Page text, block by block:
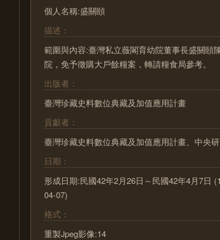
個人名稱:盛關頤
描述：
範圍與內容:臺灣私立薇閣育幼院董事長盛關頤
院，免予徵購大戶餘糧案，轉請糧食局參考。
出版者：
臺灣珍藏史料數位典藏及加值應用計畫
貢獻者：
臺灣珍藏史料數位典藏及加值應用計畫、中央
日期：
形成日期:民國42年2月26日～民國42年4月7日
04-07)
格式：
重製Jpeg影像:14